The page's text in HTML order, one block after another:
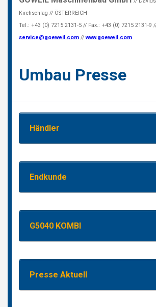
NEDERLANDS
FRANÇAIS
DEUTSCH
GÖWEIL Schweiz
FRANÇAIS